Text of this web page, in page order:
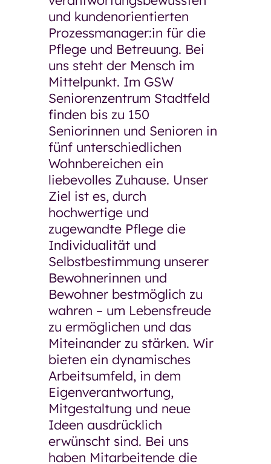
Pflegekosten und Finanzierung
Häufige Fragen
Neuigkeiten und
Veranstaltungen
Einrichtungen und Kontakte
Kontaktformular
Über die GSW
Über die GSW
Unser Team
Betriebsrat
Aufsichtsrat
Unsere Pläne für morgen
Ausschreibungen und
Bekanntmachungen
Arbeiten bei der GSW
Arbeiten bei der GSW
Was uns ausmacht
Stellenangebote
Bewerbung
Ausbildung und Umschulung
Praktikum, Ferienjob, BFD und FSJ
und kundenorientierten
Prozessmanager:in für die
Pflege und Betreuung. Bei
uns steht der Mensch im
Mittelpunkt. Im GSW
Seniorenzentrum Stadtfeld
finden bis zu 150
Seniorinnen und Senioren in
fünf unterschiedlichen
Wohnbereichen ein
liebevolles Zuhause. Unser
Ziel ist es, durch
hochwertige und
zugewandte Pflege die
Individualität und
Selbstbestimmung unserer
Bewohnerinnen und
Bewohner bestmöglich zu
wahren – um Lebensfreude
zu ermöglichen und das
Miteinander zu stärken. Wir
bieten ein dynamisches
Arbeitsumfeld, in dem
Eigenverantwortung,
Mitgestaltung und neue
Ideen ausdrücklich
erwünscht sind. Bei uns
haben Mitarbeitende die